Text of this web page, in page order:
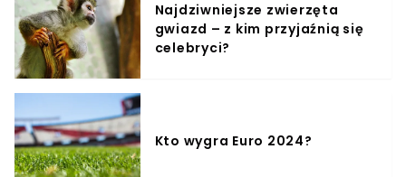
Najdziwniejsze zwierzęta
gwiazd – z kim przyjaźnią się
celebryci?
Kto wygra Euro 2024?